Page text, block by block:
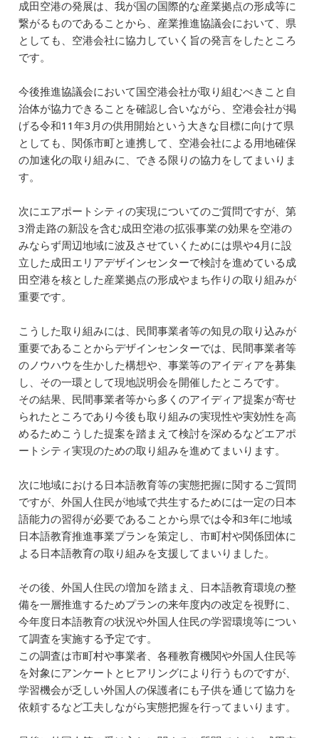
成田空港の発展は、我が国の国際的な産業拠点の形成等に
繋がるものであることから、産業推進協議会において、県
としても、空港会社に協力していく旨の発言をしたところ
です。
今後推進協議会において国空港会社が取り組むべきこと自
治体が協力できることを確認し合いながら、空港会社が掲
げる令和11年3月の供用開始という大きな目標に向けて県
としても、関係市町と連携して、空港会社による用地確保
の加速化の取り組みに、できる限りの協力をしてまいりま
す。
次にエアポートシティの実現についてのご質問ですが、第
3滑走路の新設を含む成田空港の拡張事業の効果を空港の
みならず周辺地域に波及させていくためには県や4月に設
立した成田エリアデザインセンターで検討を進めている成
田空港を核とした産業拠点の形成やまち作りの取り組みが
重要です。
こうした取り組みには、民間事業者等の知見の取り込みが
重要であることからデザインセンターでは、民間事業者等
のノウハウを生かした構想や、事業等のアイディアを募集
し、その一環として現地説明会を開催したところです。
その結果、民間事業者等から多くのアイディア提案が寄せ
られたところであり今後も取り組みの実現性や実効性を高
めるためこうした提案を踏まえて検討を深めるなどエアポ
ートシティ実現のための取り組みを進めてまいります。
次に地域における日本語教育等の実態把握に関するご質問
ですが、外国人住民が地域で共生するためには一定の日本
語能力の習得が必要であることから県では令和3年に地域
日本語教育推進事業プランを策定し、市町村や関係団体に
よる日本語教育の取り組みを支援してまいりました。
その後、外国人住民の増加を踏まえ、日本語教育環境の整
備を一層推進するためプランの来年度内の改定を視野に、
今年度日本語教育の状況や外国人住民の学習環境等につい
て調査を実施する予定です。
この調査は市町村や事業者、各種教育機関や外国人住民等
を対象にアンケートとヒアリングにより行うものですが、
学習機会が乏しい外国人の保護者にも子供を通じて協力を
依頼するなど工夫しながら実態把握を行ってまいります。